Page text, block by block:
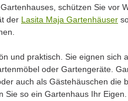
schützen Sie vor
der Lasita Maja Gartenhäuser
und praktisch. Sie eignen sich
oder Gartengeräte.
auch als Gästehäuschen die
Sie so ein Gartenhaus Ihr